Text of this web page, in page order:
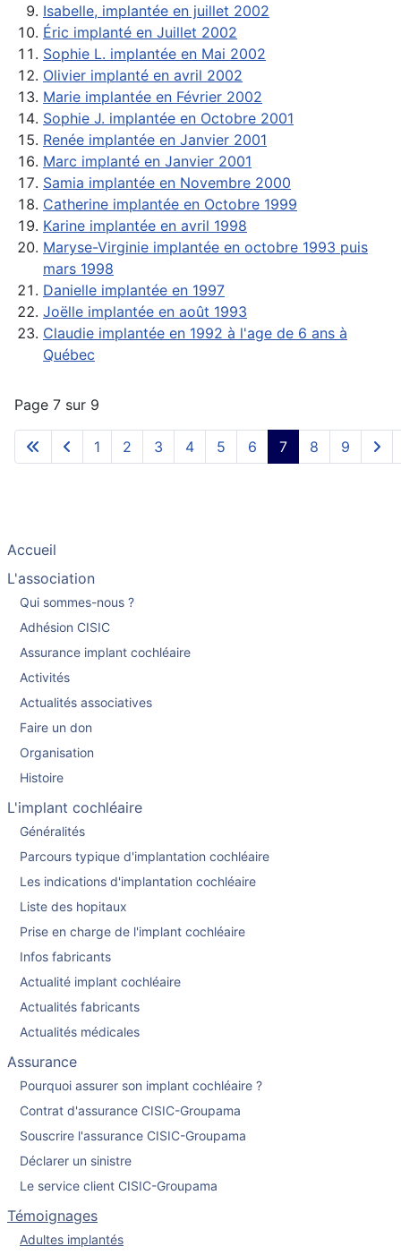
Isabelle, implantée en juillet 2002
Éric implanté en Juillet 2002
Sophie L. implantée en Mai 2002
Olivier implanté en avril 2002
Marie implantée en Février 2002
Sophie J. implantée en Octobre 2001
Renée implantée en Janvier 2001
Marc implanté en Janvier 2001
Samia implantée en Novembre 2000
Catherine implantée en Octobre 1999
Karine implantée en avril 1998
Maryse-Virginie implantée en octobre 1993 puis
mars 1998
Danielle implantée en 1997
Joëlle implantée en août 1993
Claudie implantée en 1992 à l'age de 6 ans à
Québec
Page 7 sur 9
1 2 3 4 5 6 7 8 9
Accueil
L'association
Qui sommes-nous ?
Adhésion CISIC
Assurance implant cochléaire
Activités
Actualités associatives
Faire un don
Organisation
Histoire
L'implant cochléaire
Généralités
Parcours typique d'implantation cochléaire
Les indications d'implantation cochléaire
Liste des hopitaux
Prise en charge de l'implant cochléaire
Infos fabricants
Actualité implant cochléaire
Actualités fabricants
Actualités médicales
Assurance
Pourquoi assurer son implant cochléaire ?
Contrat d'assurance CISIC-Groupama
Souscrire l'assurance CISIC-Groupama
Déclarer un sinistre
Le service client CISIC-Groupama
Témoignages
Adultes implantés